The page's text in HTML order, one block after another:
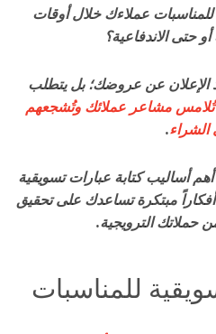
عملاءك خلال أوقات
حتى الاندفاعية؟
مجرد الإعلان عن عروضك؛ بل يتطلب
تُلامس مشاعر عملائك وتُشجعهم
الشراء.
أساليب كتابة عبارات تسويقية
مبتكرة تساعدك على تحقيق
حملاتك الترويجية.
للمناسبات